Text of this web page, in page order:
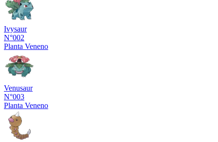
Ivysaur
N°002
Planta Veneno
Venusaur
N°003
Planta Veneno